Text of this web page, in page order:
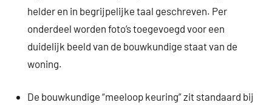
helder en in begrijpelijke taal geschreven. Per
onderdeel worden foto’s toegevoegd voor een
duidelijk beeld van de bouwkundige staat van de
woning.
De bouwkundige “meeloop keuring” zit standaard bij